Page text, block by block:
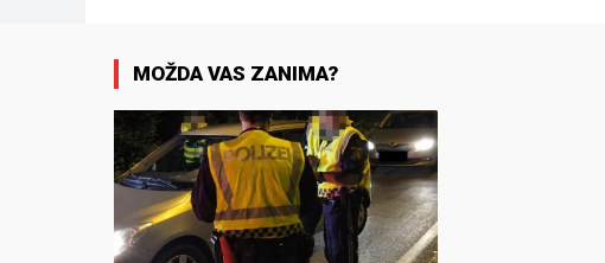
MOŽDA VAS ZANIMA?